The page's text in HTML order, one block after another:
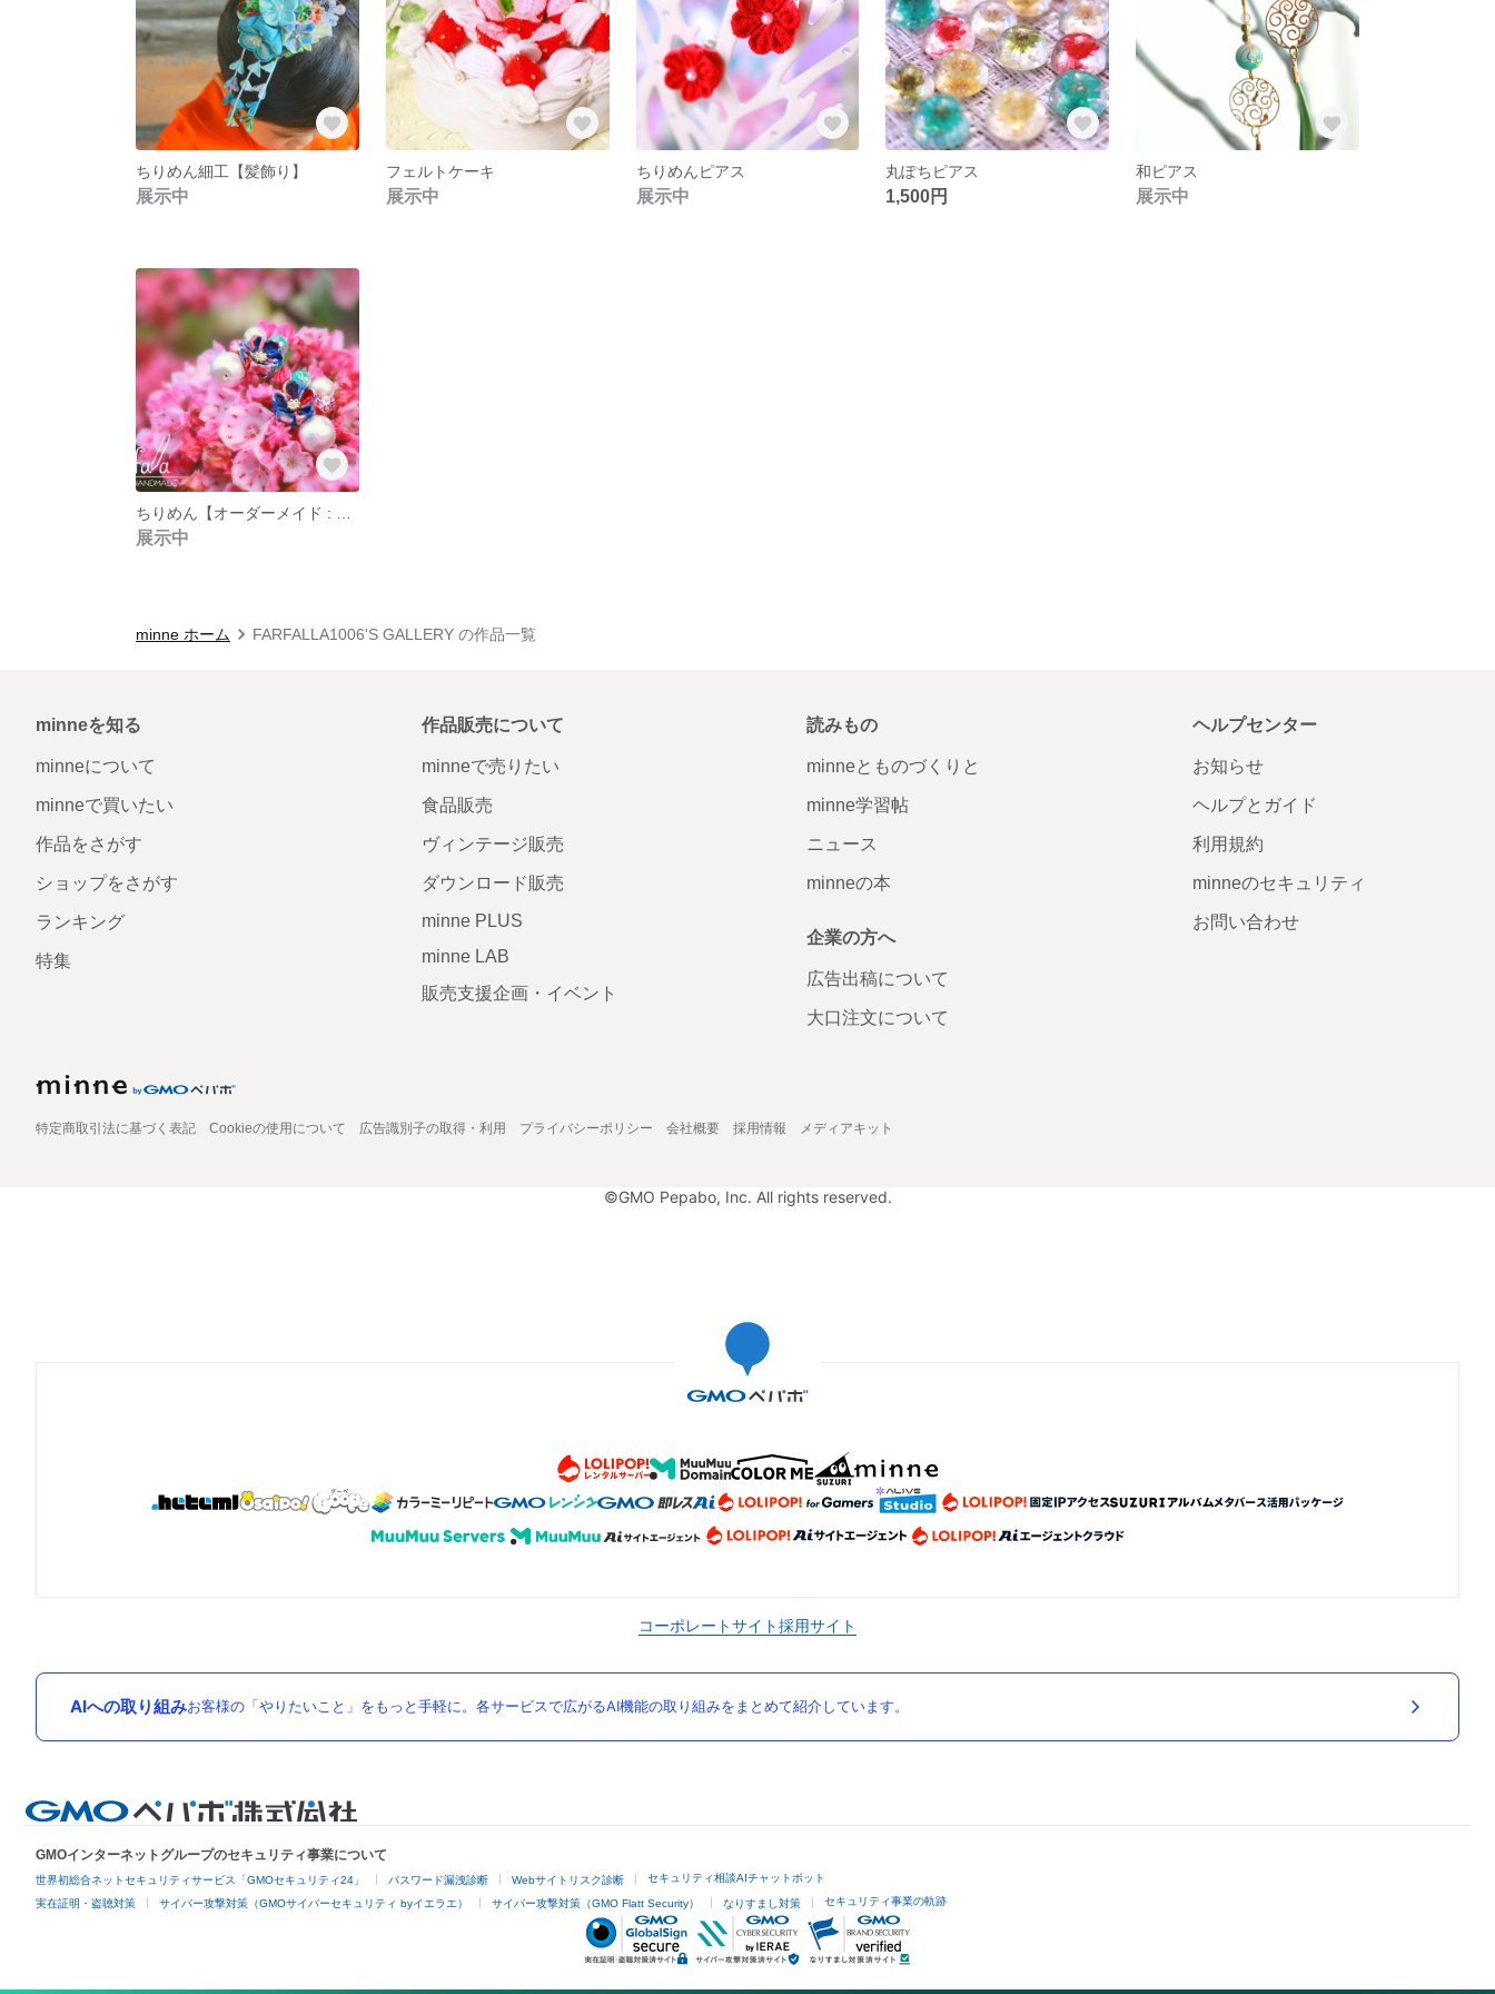
ちりめん細工【髪飾り】
展示中
フェルトケーキ
展示中
ちりめんピアス
展示中
丸ぽちピアス
1,500円
和ピアス
展示中
展示中
minne ホーム FARFALLA1006'S GALLERY の作品一覧
minneを知る
minneについて
minneで買いたい
作品をさがす
ショップをさがす
ランキング
特集
作品販売について
minneで売りたい
食品販売
ヴィンテージ販売
ダウンロード販売
minne PLUS
minne LAB
販売支援企画・イベント
読みもの
minneとものづくりと
minne学習帖
ニュース
minneの本
企業の方へ
広告出稿について
大口注文について
ヘルプセンター
お知らせ
ヘルプとガイド
利用規約
minneのセキュリティ
お問い合わせ
特定商取引法に基づく表記 Cookieの使用について 広告識別子の取得・利用 プライバシーポリシー 会社概要 採用情報 メディアキット
©GMO Pepabo, Inc. All rights reserved.
コーポレートサイト採用サイト
AIへの取り組みお客様の「やりたいこと」をもっと手軽に。各サービスで広がるAI機能の取り組みをまとめて紹介しています。
GMOインターネットグループのセキュリティ事業について
世界初総合ネットセキュリティサービス「GMOセキュリティ24」 パスワード漏洩診断 Webサイトリスク診断 セキュリティ相談AIチャットボット
実在証明・盗聴対策 サイバー攻撃対策（GMOサイバーセキュリティ byイエラエ） サイバー攻撃対策（GMO Flatt Security） なりすまし対策 セキュリティ事業の軌跡